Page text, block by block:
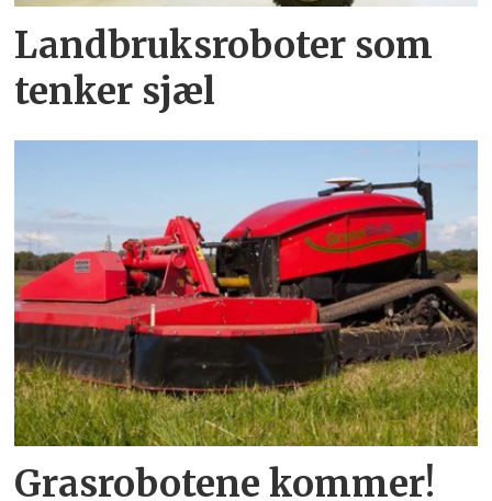
Landbruksroboter som
tenker sjæl
Grasrobotene kommer!